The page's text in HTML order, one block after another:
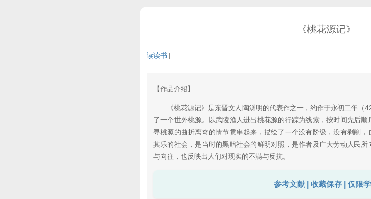
《桃花源记》
读读书 |
【作品介绍】
《桃花源记》是东晋文人陶渊明的代表作之一，约作于永初二年（
了一个世外桃源。以武陵渔人进出桃花源的行踪为线索，按时间先后
寻桃源的曲折离奇的情节贯串起来，描绘了一个没有阶级，没有剥削
其乐的社会，是当时的黑暗社会的鲜明对照，是作者及广大劳动人民
与向往，也反映出人们对现实的不满与反抗。
参考文献 | 收藏保存 | 仅限